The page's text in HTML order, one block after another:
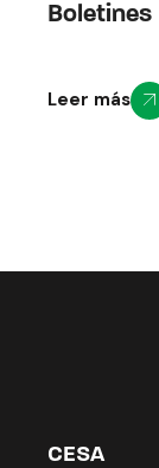
Boletines
Leer más
CESA